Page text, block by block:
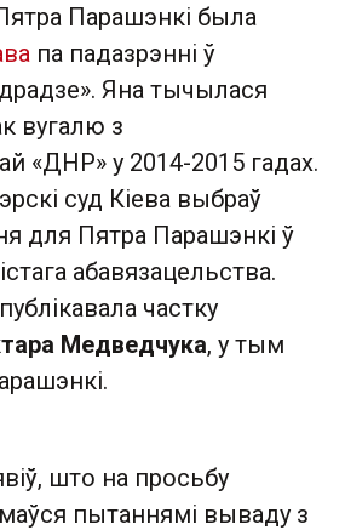
Парашэнкі была
па падазрэнні ў
Яна тычылася
вугалю з
«ДНР» у 2014-2015 гадах.
суд Кіева выбраў
для Пятра Парашэнкі ў
абавязацельства.
частку
Медведчука, у тым
што на просьбу
пытаннямі вываду з